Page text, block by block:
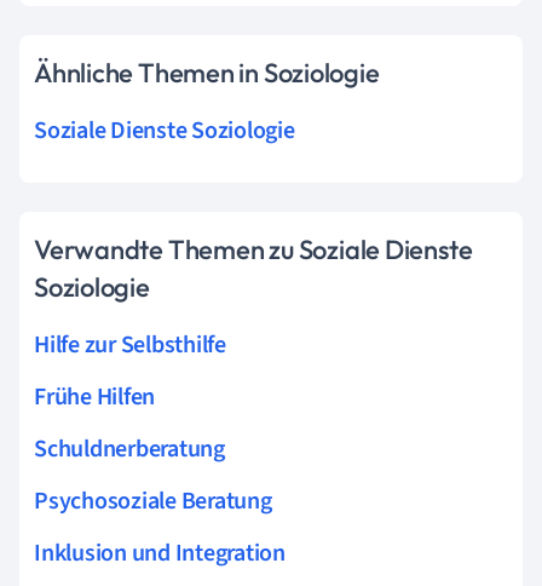
Ähnliche Themen in Soziologie
Soziale Dienste Soziologie
Verwandte Themen zu Soziale Dienste
Soziologie
Hilfe zur Selbsthilfe
Frühe Hilfen
Schuldnerberatung
Psychosoziale Beratung
Inklusion und Integration